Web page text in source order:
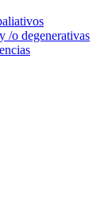
/o degenerativas